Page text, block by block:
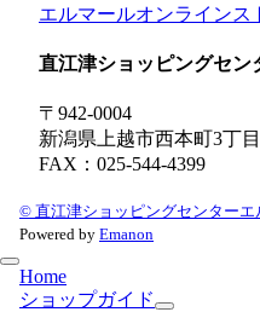
エルマールオンラインス
直江津ショッピングセン
〒942-0004
新潟県上越市西本町3丁
FAX：025-544-4399
© 直江津ショッピングセンターエ
Powered by Emanon
Home
ショップガイド